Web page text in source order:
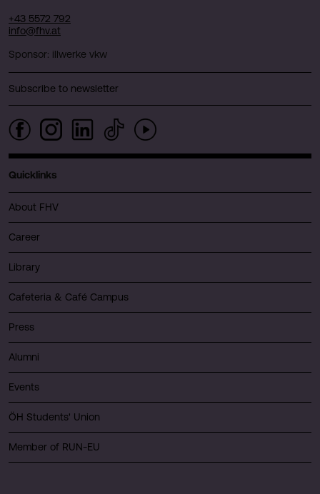
+43 5572 792
info@fhv.at
Sponsor: illwerke vkw
Subscribe to newsletter
Quicklinks
About FHV
Career
Library
Cafeteria & Café Campus
Press
Alumni
Events
ÖH Students' Union
Member of RUN-EU